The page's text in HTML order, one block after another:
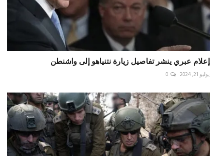
إعلام عبري ينشر تفاصيل زيارة نتنياهو إلى واشنطن
يوليو 21, 2024 0